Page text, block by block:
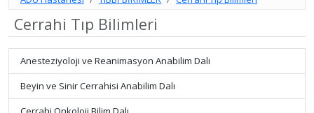
Cerrahi Tıp Bilimleri
Anesteziyoloji ve Reanimasyon Anabilim Dalı
Beyin ve Sinir Cerrahisi Anabilim Dalı